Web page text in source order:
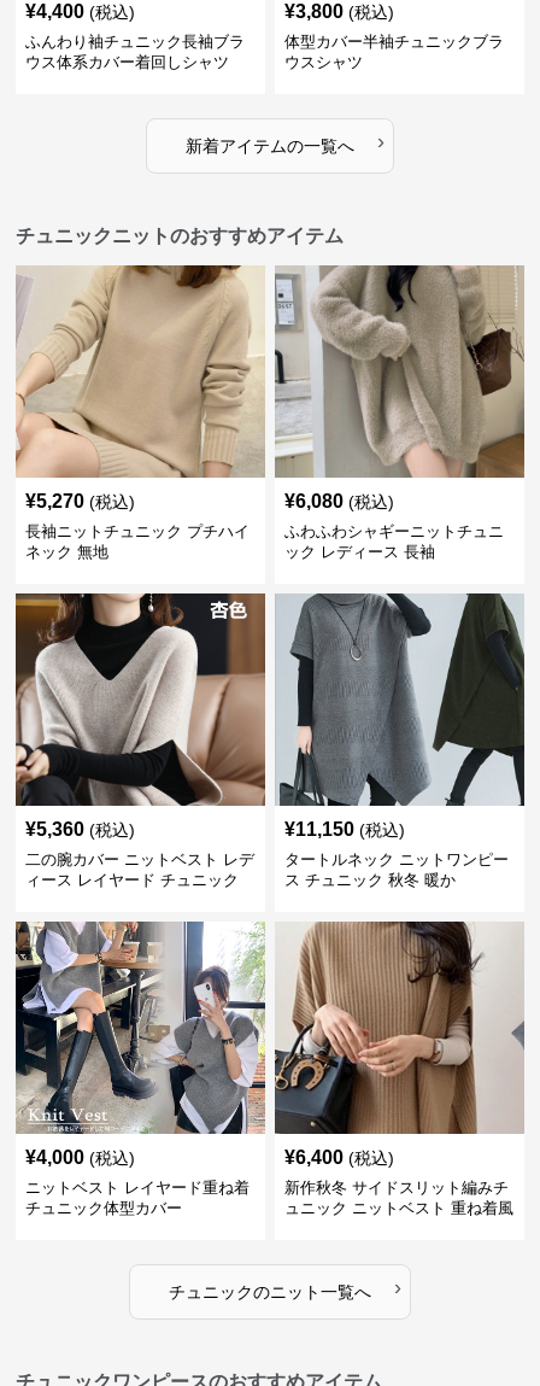
¥4,400 (税込)
ふんわり袖チュニック長袖ブラ
ウス体系カバー着回しシャツ
¥3,800 (税込)
体型カバー半袖チュニックブラ
ウスシャツ
新着アイテムの一覧へ ›
チュニックニットのおすすめアイテム
¥5,270 (税込)
長袖ニットチュニック プチハイ
ネック 無地
¥6,080 (税込)
ふわふわシャギーニットチュニ
ック レディース 長袖
¥5,360 (税込)
二の腕カバー ニットベスト レデ
ィース レイヤード チュニック
¥11,150 (税込)
タートルネック ニットワンピー
ス チュニック 秋冬 暖か
¥4,000 (税込)
ニットベスト レイヤード重ね着
チュニック体型カバー
¥6,400 (税込)
新作秋冬 サイドスリット編みチ
ュニック ニットベスト 重ね着風
チュニックのニット一覧へ ›
チュニックワンピースのおすすめアイテム